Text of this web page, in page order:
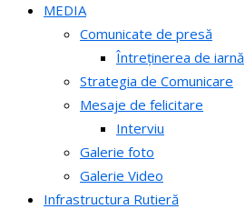
MEDIA
Comunicate de presă
Întreținerea de iarnă
Strategia de Comunicare
Mesaje de felicitare
Interviu
Galerie foto
Galerie Video
Infrastructura Rutieră